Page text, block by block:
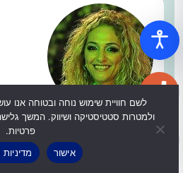
התקשרתי לגבי חיטוי
הצוות הגיע עוד באותו
שירות יוצא דופן במיוחד
ולמטרות סטטיסטיקה ושיווק. המשך
פרטיות.
אישור